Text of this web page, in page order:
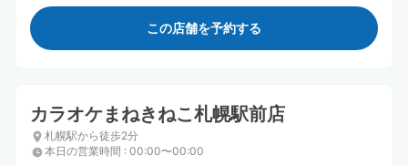
この店舗を予約する
カラオケまねきねこ札幌駅前店
札幌駅から徒歩2分
本日の営業時間 : 00:00〜00:00